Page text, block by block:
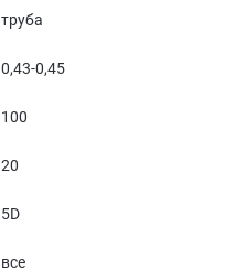
труба
0,43-0,45
100
20
5D
все